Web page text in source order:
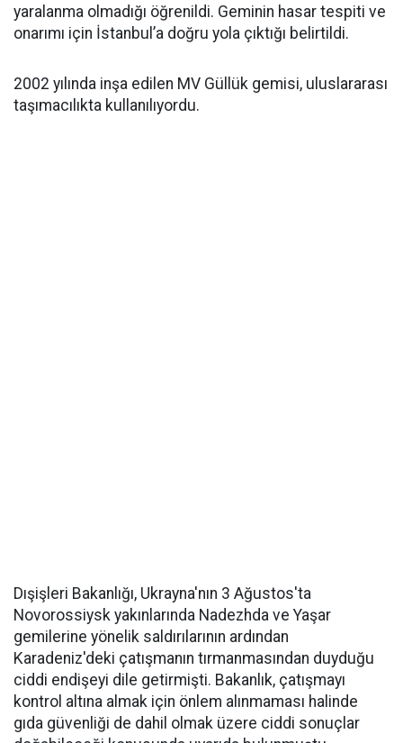
yaralanma olmadığı öğrenildi. Geminin hasar tespiti ve
onarımı için İstanbul’a doğru yola çıktığı belirtildi.
2002 yılında inşa edilen MV Güllük gemisi, uluslararası
taşımacılıkta kullanılıyordu.
Dışişleri Bakanlığı, Ukrayna'nın 3 Ağustos'ta
Novorossiysk yakınlarında Nadezhda ve Yaşar
gemilerine yönelik saldırılarının ardından
Karadeniz'deki çatışmanın tırmanmasından duyduğu
ciddi endişeyi dile getirmişti. Bakanlık, çatışmayı
kontrol altına almak için önlem alınmaması halinde
gıda güvenliği de dahil olmak üzere ciddi sonuçlar